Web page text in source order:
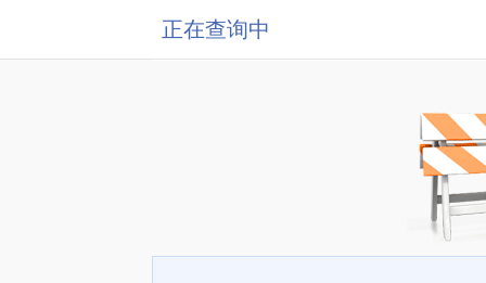
正在查询中